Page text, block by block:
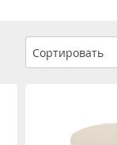
Сортировать